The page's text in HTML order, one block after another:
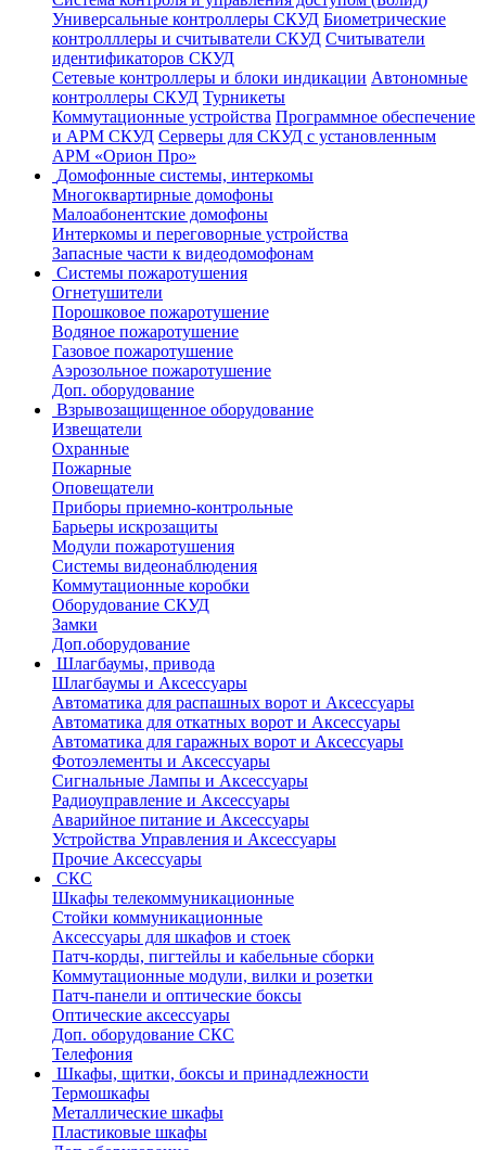
Универсальные контроллеры СКУД Биометрические
контролллеры и считыватели СКУД Считыватели
идентификаторов СКУД
Сетевые контроллеры и блоки индикации Автономные
контроллеры СКУД Турникеты
Коммутационные устройства Программное обеспечение
и АРМ СКУД Серверы для СКУД с установленным
АРМ «Орион Про»
Домофонные системы, интеркомы
Многоквартирные домофоны
Малоабонентские домофоны
Интеркомы и переговорные устройства
Запасные части к видеодомофонам
Системы пожаротушения
Огнетушители
Порошковое пожаротушение
Водяное пожаротушение
Газовое пожаротушение
Аэрозольное пожаротушение
Доп. оборудование
Взрывозащищенное оборудование
Извещатели
Охранные
Пожарные
Оповещатели
Приборы приемно-контрольные
Барьеры искрозащиты
Модули пожаротушения
Системы видеонаблюдения
Коммутационные коробки
Оборудование СКУД
Замки
Доп.оборудование
Шлагбаумы, привода
Шлагбаумы и Аксессуары
Автоматика для распашных ворот и Аксессуары
Автоматика для откатных ворот и Аксессуары
Автоматика для гаражных ворот и Аксессуары
Фотоэлементы и Аксессуары
Сигнальные Лампы и Аксессуары
Радиоуправление и Аксессуары
Аварийное питание и Аксессуары
Устройства Управления и Аксессуары
Прочие Аксессуары
СКС
Шкафы телекоммуникационные
Стойки коммуникационные
Аксессуары для шкафов и стоек
Патч-корды, пигтейлы и кабельные сборки
Коммутационные модули, вилки и розетки
Патч-панели и оптические боксы
Оптические аксессуары
Доп. оборудование СКС
Телефония
Шкафы, щитки, боксы и принадлежности
Термошкафы
Металлические шкафы
Пластиковые шкафы